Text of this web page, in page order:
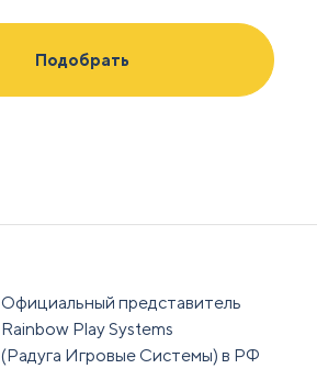
Официальный представитель
Rainbow Play Systems
(Радуга Игровые Системы) в РФ